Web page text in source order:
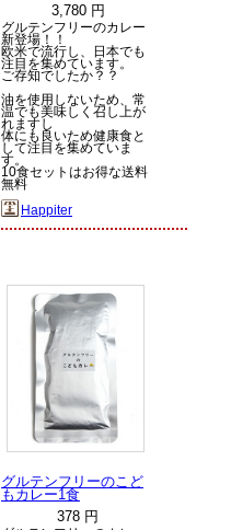
3,780 円
グルテンフリーのカレー
新登場！！
欧米で流行し、日本でも
注目を集めています。
ご存知でしたか？？
油を使用しないため、常
温でも美味しく召し上が
れますし
体にも良いため健康食と
して注目を集めていま
す。
10食セットはお得な送料
無料
Happiter
グルテンフリーのこど
もカレー1食
378 円